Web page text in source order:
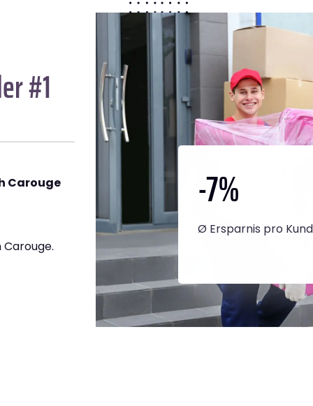
#1
Carouge -7%
Ø Ersparnis pro